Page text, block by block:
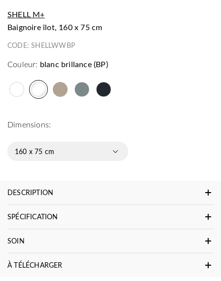
SHELL M+
baignoire îlot, 160 x 75 cm
CODE:SHELLWWBP
Couleur: blanc brillance (BP)
Dimensions:
160 x 75 cm
DESCRIPTION
SPÉCIFICATION
SOIN
À TÉLÉCHARGER